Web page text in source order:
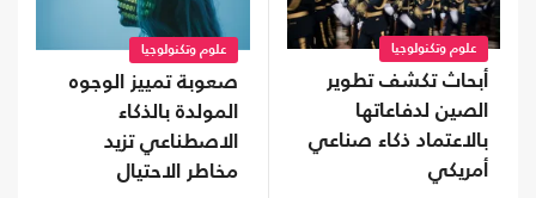
علوم وتكنولوجيا
أبحاث تكشف تطوير
الصين لدفاعاتها
بالاعتماد ذكاء صناعي
أمريكي
علوم وتكنولوجيا
صعوبة تمييز الوجوه
المولدة بالذكاء
الاصطناعي تزيد
مخاطر الاحتيال